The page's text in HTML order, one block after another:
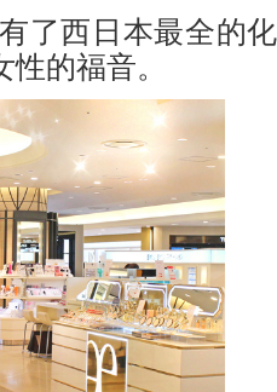
了西日本最全的
的福音。